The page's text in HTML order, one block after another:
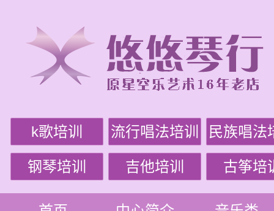
k歌培训 流行唱法培训 民族唱法
钢琴培训 吉他培训 古筝培